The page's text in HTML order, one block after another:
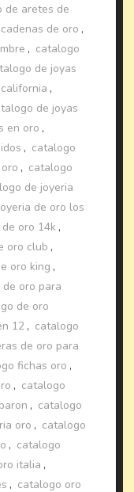
de aretes de
de oro ,
, catalogo
de joyas
,
de joyas
en oro ,
, catalogo
, catalogo
de joyeria
de oro los
oro 14k ,
oro club ,
oro king ,
oro para
de oro
12 , catalogo
de oro para
fichas oro ,
, catalogo
, catalogo
oro , catalogo
, catalogo
italia ,
, catalogo oro